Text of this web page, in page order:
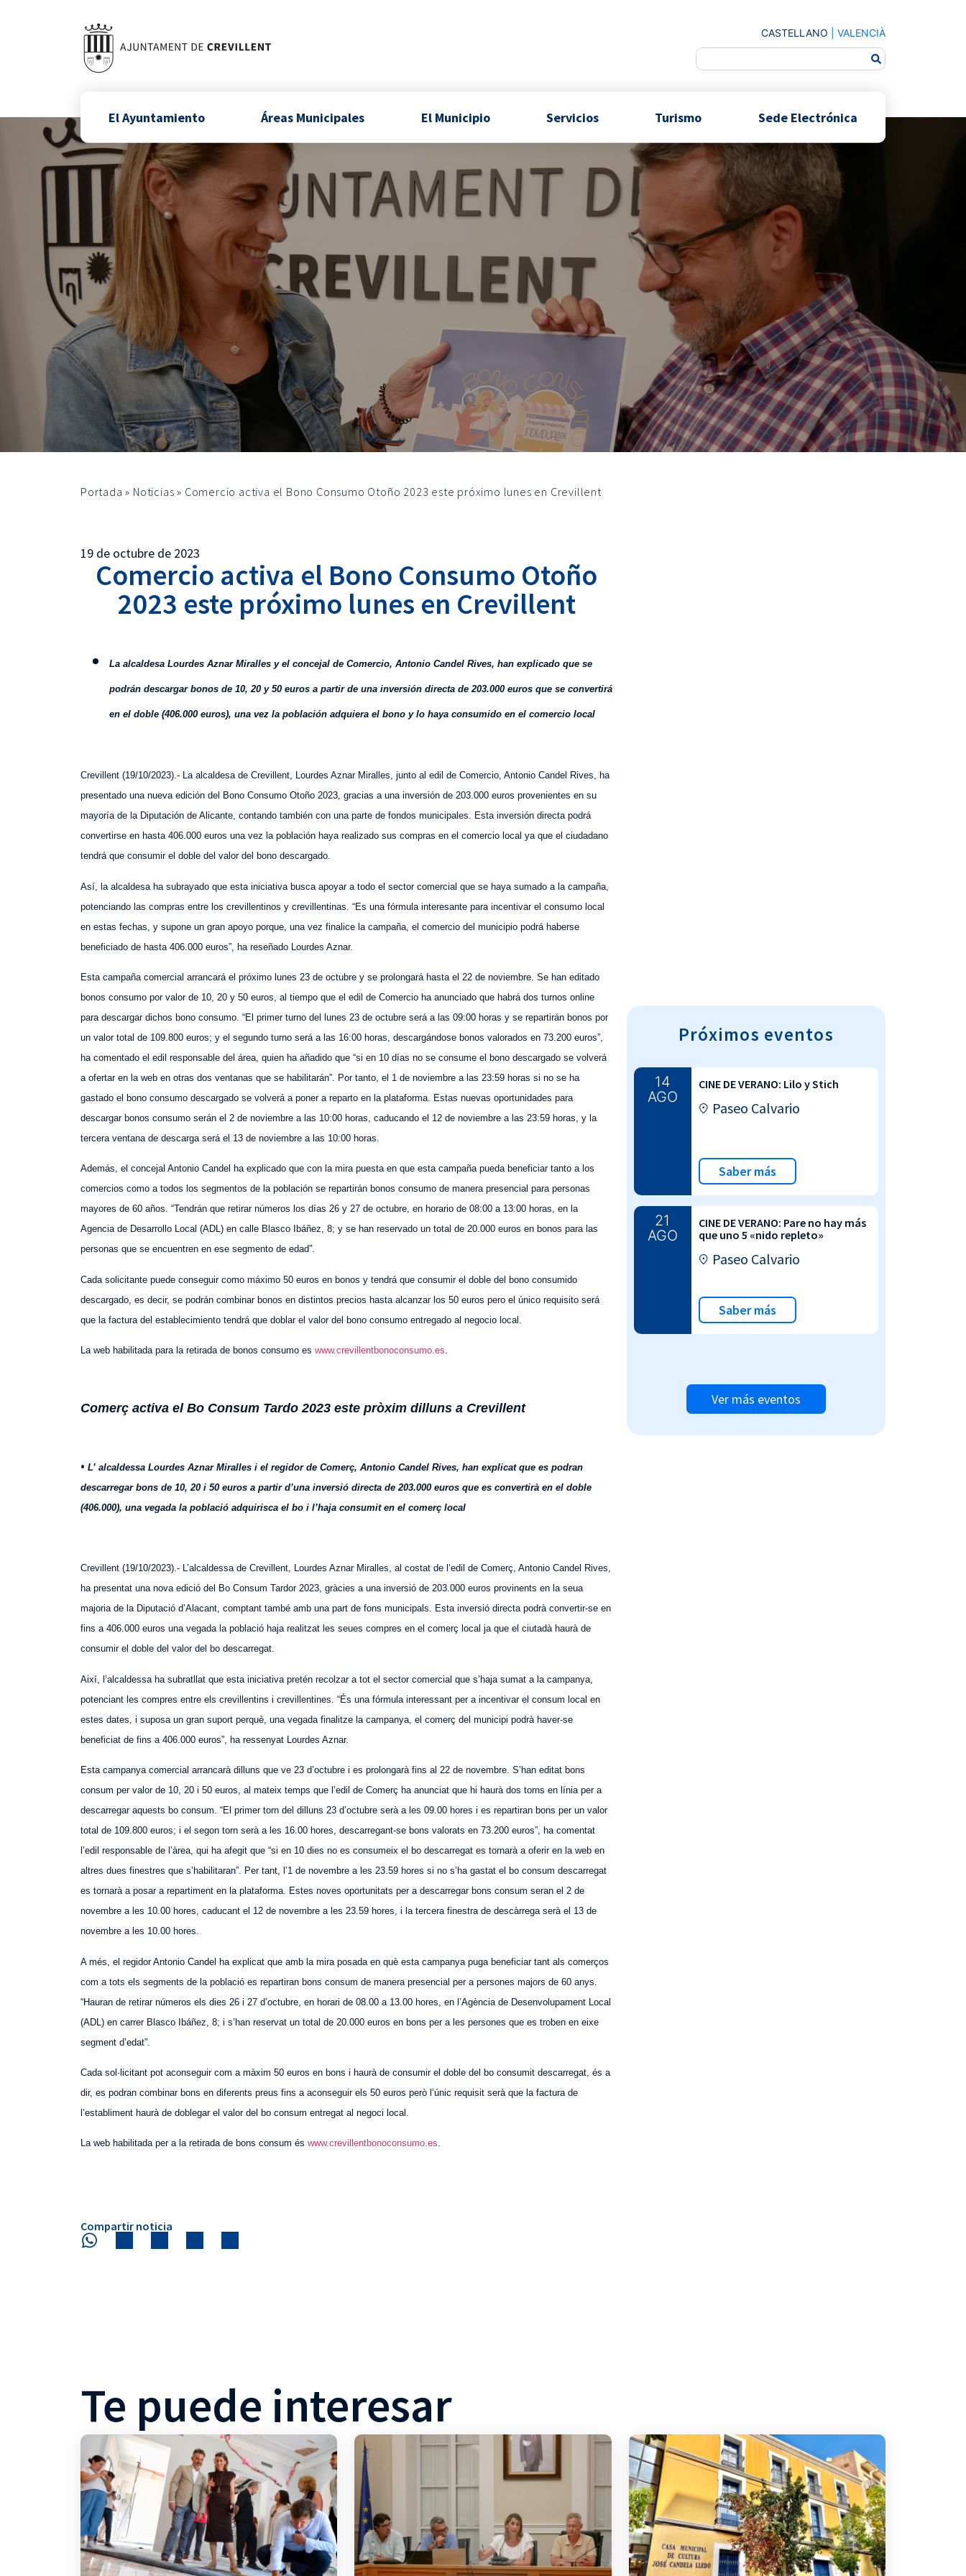
CASTELLANO VALENCIÀ
El Ayuntamiento Áreas Municipales El Municipio Servicios Turismo Sede Electrónica
Portada » Noticias » Comercio activa el Bono Consumo Otoño 2023 este próximo lunes en Crevillent
19 de octubre de 2023
Comercio activa el Bono Consumo Otoño
2023 este próximo lunes en Crevillent
La alcaldesa Lourdes Aznar Miralles y el concejal de Comercio, Antonio Candel Rives, han explicado que se
podrán descargar bonos de 10, 20 y 50 euros a partir de una inversión directa de 203.000 euros que se convertirá
en el doble (406.000 euros), una vez la población adquiera el bono y lo haya consumido en el comercio local
Crevillent (19/10/2023).- La alcaldesa de Crevillent, Lourdes Aznar Miralles, junto al edil de Comercio, Antonio Candel Rives, ha
presentado una nueva edición del Bono Consumo Otoño 2023, gracias a una inversión de 203.000 euros provenientes en su
mayoría de la Diputación de Alicante, contando también con una parte de fondos municipales. Esta inversión directa podrá
convertirse en hasta 406.000 euros una vez la población haya realizado sus compras en el comercio local ya que el ciudadano
tendrá que consumirel doble del valordel bono descargado.
Así, la alcaldesa ha subrayado que esta iniciativa busca apoyar a todo el sector comercial que se haya sumado a la campaña,
potenciando las compras entre los crevillentinos y crevillentinas. “Es una fórmula interesante para incentivar el consumo local
en estas fechas, y supone un gran apoyo porque, una vez finalice la campaña, el comercio del municipio podrá haberse
beneficiado de hasta 406.000 euros”, ha reseñado Lourdes Aznar.
Esta campaña comercial arrancará el próximo lunes 23 de octubre y se prolongará hasta el 22 de noviembre. Se han editado
bonos consumo por valor de 10, 20 y 50 euros, al tiempo que el edil de Comercio ha anunciado que habrá dos turnos online
para descargar dichos bono consumo. “El primer turno del lunes 23 de octubre será a las 09:00 horas y se repartirán bonos por
un valor total de 109.800 euros; y el segundo turno será a las 16:00 horas, descargándose bonos valorados en 73.200 euros”,
ha comentado el edil responsable del área, quien ha añadido que “si en 10 días no se consume el bono descargado se volverá
a ofertar en la web en otras dos ventanas que se habilitarán”. Por tanto, el 1 de noviembre a las 23:59 horas si no se ha
gastado el bono consumo descargado se volverá a poner a reparto en la plataforma. Estas nuevas oportunidades para
descargar bonos consumo serán el 2 de noviembre a las 10:00 horas, caducando el 12 de noviembre a las 23:59 horas, y la
tercera ventana de descarga será el 13 de noviembre a las 10:00 horas.
Además, el concejal Antonio Candel ha explicado que con la mira puesta en que esta campaña pueda beneficiar tanto a los
comercios como a todos los segmentos de la población se repartirán bonos consumo de manera presencial para personas
mayores de 60 años. “Tendrán que retirar números los días 26 y 27 de octubre, en horario de 08:00 a 13:00 horas, en la
Agencia de Desarrollo Local (ADL) en calle Blasco Ibáñez, 8; y se han reservado un total de 20.000 euros en bonos para las
personas que se encuentren en ese segmento de edad”.
Cada solicitante puede conseguir como máximo 50 euros en bonos y tendrá que consumir el doble del bono consumido
descargado, es decir, se podrán combinar bonos en distintos precios hasta alcanzar los 50 euros pero el único requisito será
que la factura del establecimiento tendrá que doblar el valor del bono consumo entregado al negocio local.
La web habilitada para la retirada de bonos consumo es www.crevillentbonoconsumo.es.
Comerç activa el Bo Consum Tardo 2023 este pròxim dilluns a Crevillent
• L’ alcaldessa Lourdes Aznar Miralles i el regidor de Comerç, Antonio Candel Rives, han explicat que es podran
descarregar bons de 10, 20 i 50 euros a partir d’una inversió directa de 203.000 euros que es convertirà en el doble
(406.000), una vegada la població adquirisca el bo i l’haja consumit en el comerç local
Crevillent (19/10/2023).- L’alcaldessa de Crevillent, Lourdes Aznar Miralles, al costat de l’edil de Comerç, Antonio Candel Rives,
ha presentat una nova edició del Bo Consum Tardor 2023, gràcies a una inversió de 203.000 euros provinents en la seua
majoria de la Diputació d’Alacant, comptant també amb una part de fons municipals. Esta inversió directa podrà convertir-se en
fins a 406.000 euros una vegada la població haja realitzat les seues compres en el comerç local ja que el ciutadà haurà de
consumir el doble del valor del bo descarregat.
Així, l’alcaldessa ha subratllat que esta iniciativa pretén recolzar a tot el sector comercial que s’haja sumat a la campanya,
potenciant les compres entre els crevillentins i crevillentines. “És una fórmula interessant per a incentivar el consum local en
estes dates, i suposa un gran suport perquè, una vegada finalitze la campanya, el comerç del municipi podrà haver-se
beneficiat de fins a 406.000 euros”, ha ressenyat Lourdes Aznar.
Esta campanya comercial arrancarà dilluns que ve 23 d’octubre i es prolongarà fins al 22 de novembre. S’han editat bons
consum per valor de 10, 20 i 50 euros, al mateix temps que l’edil de Comerç ha anunciat que hi haurà dos torns en línia per a
descarregar aquests bo consum. “El primer torn del dilluns 23 d’octubre serà a les 09.00 hores i es repartiran bons per un valor
total de 109.800 euros; i el segon torn serà a les 16.00 hores, descarregant-se bons valorats en 73.200 euros”, ha comentat
l’edil responsable de l’àrea, qui ha afegit que “si en 10 dies no es consumeix el bo descarregat es tornarà a oferir en la web en
altres dues finestres que s’habilitaran”. Per tant, l’1 de novembre a les 23.59 hores si no s’ha gastat el bo consum descarregat
es tornarà a posar a repartiment en la plataforma. Estes noves oportunitats per a descarregar bons consum seran el 2 de
novembre a les 10.00 hores, caducant el 12 de novembre a les 23.59 hores, i la tercera finestra de descàrrega serà el 13 de
novembre a les 10.00 hores.
A més, el regidor Antonio Candel ha explicat que amb la mira posada en què esta campanya puga beneficiar tant als comerços
com a tots els segments de la població es repartiran bons consum de manera presencial per a persones majors de 60 anys.
“Hauran de retirar números els dies 26 i 27 d’octubre, en horari de 08.00 a 13.00 hores, en l’Agència de Desenvolupament Local
(ADL) en carrer Blasco Ibáñez, 8; i s’han reservat un total de 20.000 euros en bons per a les persones que es troben en eixe
segment d’edat”.
Cada sol·licitant pot aconseguir com a màxim 50 euros en bons i haurà de consumir el doble del bo consumit descarregat, és a
dir, es podran combinar bons en diferents preus fins a aconseguir els 50 euros però l’únic requisit serà que la factura de
l’establiment haurà de doblegar el valor del bo consum entregat al negoci local.
La web habilitada per a la retirada de bons consum és www.crevillentbonoconsumo.es.
Próximos eventos
14
AGO
CINE DE VERANO: Lilo y Stich
Paseo Calvario
Saber más
21
AGO
CINE DE VERANO: Pare no hay más
que uno 5 «nido repleto»
Paseo Calvario
Saber más
Ver más eventos
Compartir noticia
Te puede interesar